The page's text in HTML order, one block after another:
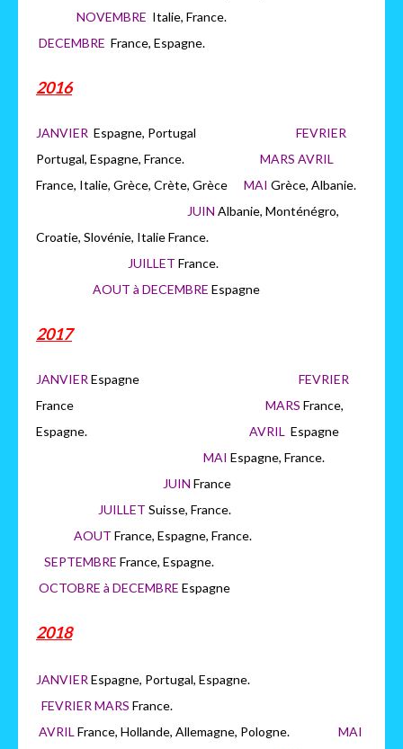
NOVEMBRE Italie, France.
DECEMBRE France, Espagne.
2016
JANVIER Espagne, Portugal FEVRIER
Portugal, Espagne, France. MARS AVRIL
France, Italie, Grèce, Crète, Grèce MAI Grèce, Albanie.
JUIN Albanie, Monténégro,
Croatie, Slovénie, Italie France.
JUILLET France.
AOUT à DECEMBRE Espagne
2017
JANVIER Espagne FEVRIER
France MARS France,
Espagne. AVRIL Espagne
MAI Espagne, France.
JUIN France
JUILLET Suisse, France.
AOUT France, Espagne, France.
SEPTEMBRE France, Espagne.
OCTOBRE à DECEMBRE Espagne
2018
JANVIER Espagne, Portugal, Espagne.
FEVRIER MARS France.
AVRIL France, Hollande, Allemagne, Pologne. MAI